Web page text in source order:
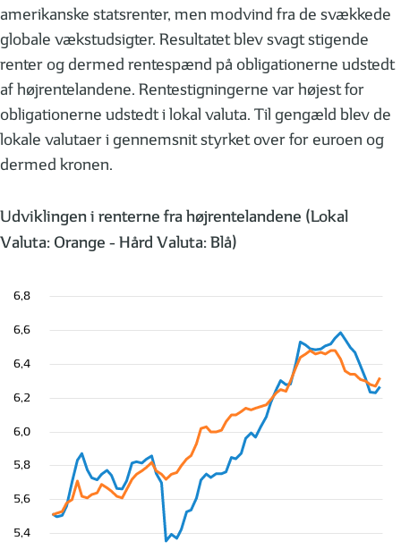
amerikanske statsrenter, men modvind fra de svækkede
globale vækstudsigter. Resultatet blev svagt stigende
renter og dermed rentespænd på obligationerne udstedt
af højrentelandene. Rentestigningerne var højest for
obligationerne udstedt i lokal valuta. Til gengæld blev de
lokale valutaer i gennemsnit styrket over for euroen og
dermed kronen.
Udviklingen i renterne fra højrentelandene (Lokal
Valuta: Orange - Hård Valuta: Blå)
5,4
5,6
5,8
6,0
6,2
6,4
6,6
6,8